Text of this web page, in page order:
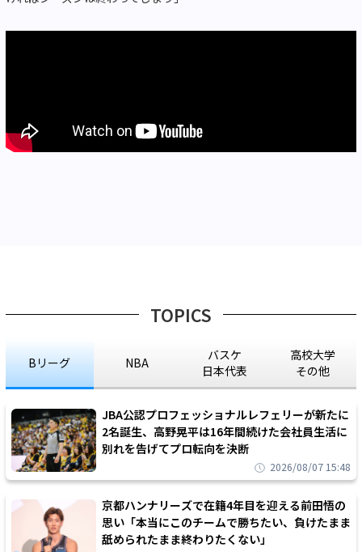
TOPICS
Bリーグ NBA
バスケ
日本代表
高校大学
その他
JBA公認プロフェッショナルレフェリーが新たに
2名誕生、高野晃平は16年間続けた会社員生活に
別れを告げてプロ転向を決断
2026/08/07 15:48
京都ハンナリーズで在籍4年目を迎える前田悟の
思い「本当にこのチームで勝ちたい、負けたまま
舐められたまま終わりたくない」